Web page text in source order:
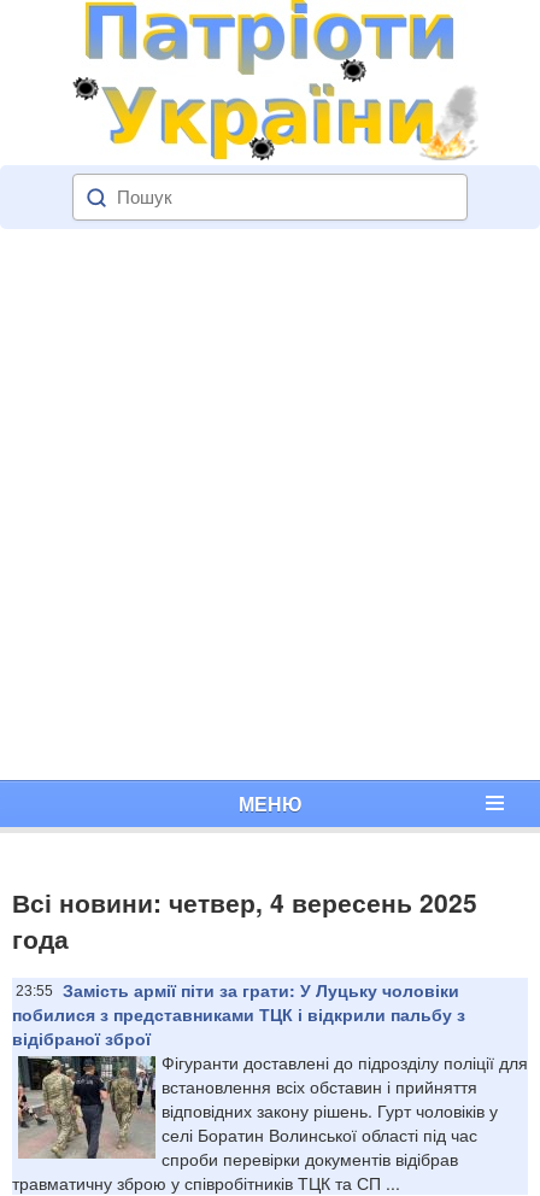
МЕНЮ
Всі новини: четвер, 4 вересень 2025
года
23:55
Замість армії піти за грати: У Луцьку чоловіки
побилися з представниками ТЦК і відкрили пальбу з
відібраної зброї
Фігуранти доставлені до підрозділу поліції для
встановлення всіх обставин і прийняття
відповідних закону рішень. Гурт чоловіків у
селі Боратин Волинської області під час
спроби перевірки документів відібрав
травматичну зброю у співробітників ТЦК та СП ...